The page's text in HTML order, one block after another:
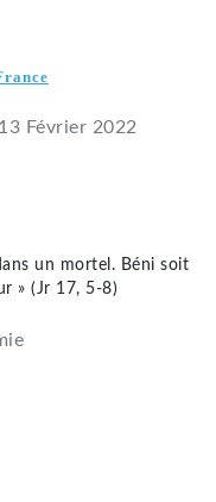
Février 2022
un mortel. Béni soit
» (Jr 17, 5-8)